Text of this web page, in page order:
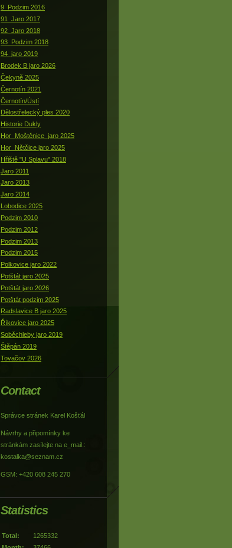
9_Podzim 2016
91_Jaro 2017
92_Jaro 2018
93_Podzim 2018
94_jaro 2019
Brodek B jaro 2026
Čekyně 2025
Černotín 2021
Černotín/Ústí
Dělostřelecký ples 2020
Historie Dukly
Hor_Moštěnice_jaro 2025
Hor_Nětčice jaro 2025
Hřiště "U Splavu" 2018
Jaro 2011
Jaro 2013
Jaro 2014
Lobodice 2025
Podzim 2010
Podzim 2012
Podzim 2013
Podzim 2015
Polkovice jaro 2022
Potštát jaro 2025
Potštát jaro 2026
Potštát podzim 2025
Radslavice B jaro 2025
Říkovice jaro 2025
Soběchleby jaro 2019
Štěpán 2019
Tovačov 2026
Contact
Správce stránek Karel Košťál
Návrhy a připomínky ke
stránkám zasílejte na e_mail.:
kostalka@seznam.cz
GSM: +420 608 245 270
Statistics
Total:
1265332